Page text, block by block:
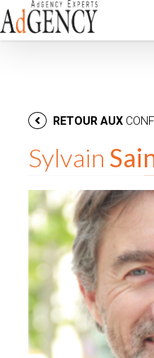
RETOUR AUX
Sylvain